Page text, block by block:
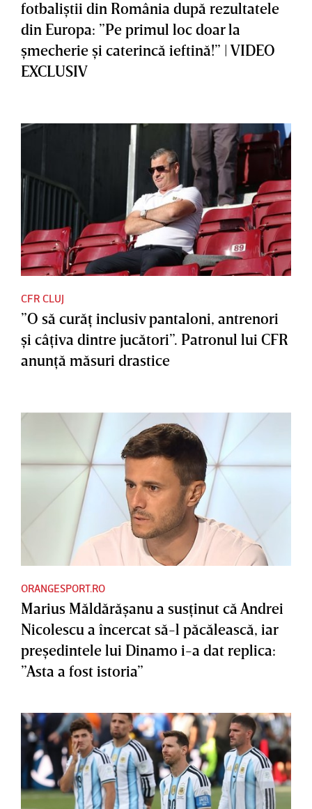
fotbaliştii din România după rezultatele
din Europa: ”Pe primul loc doar la
şmecherie şi caterincă ieftină!” | VIDEO
EXCLUSIV
CFR CLUJ
”O să curăţ inclusiv pantaloni, antrenori
şi câţiva dintre jucători”. Patronul lui CFR
anunţă măsuri drastice
ORANGESPORT.RO
Marius Măldărăşanu a susţinut că Andrei
Nicolescu a încercat să-l păcălească, iar
preşedintele lui Dinamo i-a dat replica:
”Asta a fost istoria”